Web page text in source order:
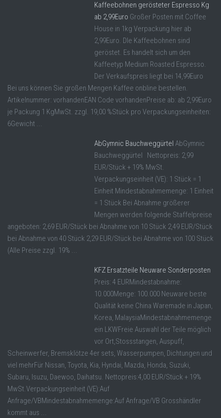
Kaffeebohnen gerösteter Espresso Kg
ab 2,99Euro Großer Posten mit Coffee
House in 1kg Verpackung hier ab
2,99Euro. DIe Kaffeebohnen sind
geröstet. Es handelt sich um den
Kaffeetyp Medium Roasted Espresso.
Der Verkaufspreis liegt bei 14,99Euro
Bei uns können Sie großen Mengen Kaffee onbline bestellen.
Artikelnummer: vorhandenEAN Code vorhandenPreise ab: ab 2,99Euro
je Packung 1 KgMwSt. zzgl. 19,00 %Stück pro Verpackungseinheiten:
6Gewicht ...
AbGymnic Bauchweggürtel AbGymnic
Bauchweggürtel Nettopreis: 2,99
EUR/Stück + 19% MwSt.
Verpackungseinheit (VE): 1 Stück = 1
Einheit Mindestabnahmemenge: 1 Einheit
= 1 Stück Bei Abnahme größerer
Mengen werden folgende Staffelpreise
angeboten: 2,69 EUR/Stück bei Abnahme von 10 Stück 2,49 EUR/Stück
bei Abnahme von 40 Stück 2,29 EUR/Stück bei Abnahme von 100 Stück
(Alle Preise zzgl. 19% ...
KFZ Ersatzteile Neuware Sonderposten
Preis: 4 EURMindestabnahme:
10.000Menge: 100.000 Neuware beste
Qualität keine China Waremade in Japan,
Korea, MalaysiaMindestabnahmemenge
ein LKWFreie Auswahl der Teile möglich
vor Ort,Stossstangen, Auspuff,
Scheinwerfer, Bremsklötze 4er sets, Wasserpumpen, Dichtungen und
viel mehrFür Nissan, Toyota, Kia, Hyndai, Mazda, Honda, Suzuki,
Subaru, Isuzu, Daewoo, Daihatsu. Nettopreis:4,00 EUR/Stück + 19%
MwSt.Verpackungseinheit (VE):Auf
Anfrage/VBMindestabnahmemenge:Auf Anfrage/VB Grosshändler
kommt aus ...